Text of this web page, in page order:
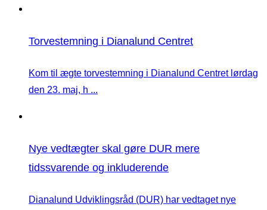
Torvestemning i Dianalund Centret
Kom til ægte torvestemning i Dianalund Centret lørdag
den 23. maj, h ...
Nye vedtægter skal gøre DUR mere
tidssvarende og inkluderende
Dianalund Udviklingsråd (DUR) har vedtaget nye